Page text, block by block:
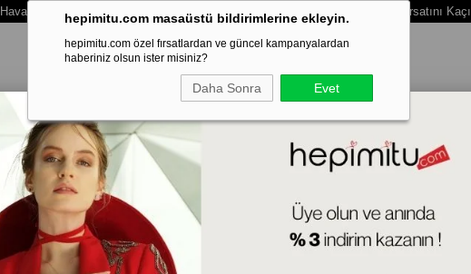
hepimitu.com masaüstü bildirimlerine ekleyin.
hepimitu.com özel fırsatlardan ve güncel kampanyalardan
haberiniz olsun ister misiniz?
Daha Sonra Evet
/Eft Ödemelerinde Extra %3 İndirim - Vade Farksız 3 Taksit Ödeme Fırsatını
Kenar
925 Ayar